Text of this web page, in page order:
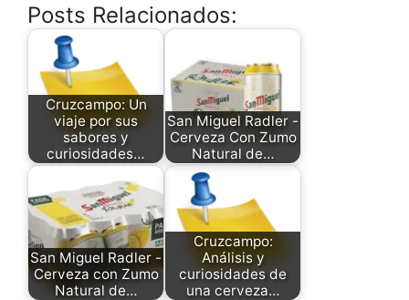
Posts Relacionados:
Cruzcampo: Un
viaje por sus
sabores y
curiosidades…
San Miguel Radler -
Cerveza Con Zumo
Natural de…
San Miguel Radler -
Cerveza con Zumo
Natural de…
Cruzcampo:
Análisis y
curiosidades de
una cerveza…